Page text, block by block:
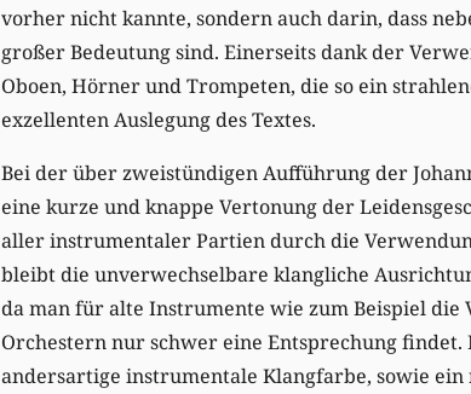
vorher nicht kannte, sondern auch darin, dass
großer Bedeutung sind. Einerseits dank der
Oboen, Hörner und Trompeten, die so ein
exzellenten Auslegung des Textes.
Bei der über zweistündigen Aufführung der
eine kurze und knappe Vertonung der
aller instrumentaler Partien durch die
bleibt die unverwechselbare klangliche
da man für alte Instrumente wie zum Beispiel die
Orchestern nur schwer eine Entsprechung
andersartige instrumentale Klangfarbe, sowie